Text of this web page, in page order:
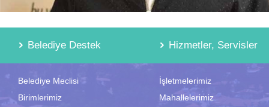
Belediye Destek Hizmetler, Servisler
Belediye Meclisi
Birimlerimiz
İşletmelerimiz
Mahallelerimiz